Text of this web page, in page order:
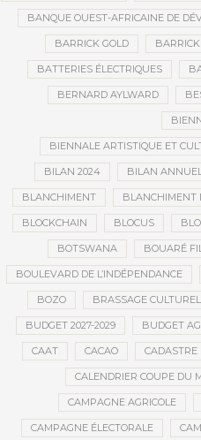
BANQUE OUEST-AFRICAINE DE
BARRICK GOLD
BATTERIES ÉLECTRIQUES
BERNARD AYLWARD
BIENNALE ARTISTIQUE ET
BILAN 2024 BILAN
BLANCHIMENT BLANCHIMENT
BLOCKCHAIN BLOCUS
BOTSWANA BOUARÉ
BOULEVARD DE L’INDÉPENDANCE
BOZO BRASSAGE CULTUREL
BUDGET 2027-2029 BUDGET
CAAT CACAO CADASTRE
CALENDRIER COUPE DU
CAMPAGNE AGRICOLE
CAMPAGNE ÉLECTORALE